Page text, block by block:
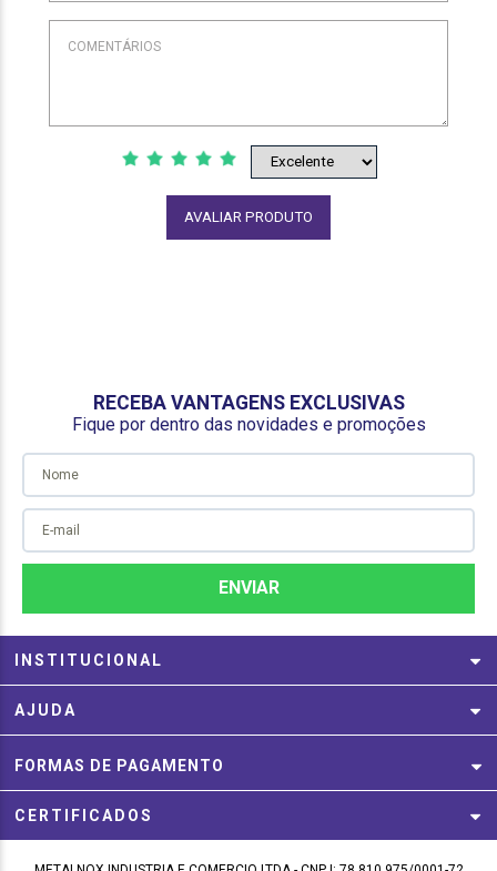
AVALIAR PRODUTO
RECEBA VANTAGENS EXCLUSIVAS
Fique por dentro das novidades e promoções
INSTITUCIONAL
AJUDA
FORMAS DE PAGAMENTO
CERTIFICADOS